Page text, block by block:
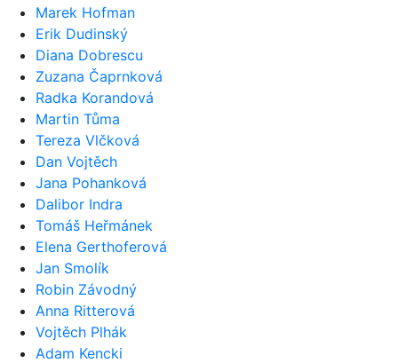
Marek Hofman
Erik Dudinský
Diana Dobrescu
Zuzana Čaprnková
Radka Korandová
Martin Tůma
Tereza Vlčková
Dan Vojtěch
Jana Pohanková
Dalibor Indra
Tomáš Heřmánek
Elena Gerthoferová
Jan Smolík
Robin Závodný
Anna Ritterová
Vojtěch Plhák
Adam Kencki